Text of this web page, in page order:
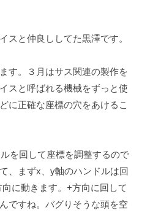
スと仲良ししてた黒澤です。
す。３月はサス関連の製作を
スと呼ばれる機械をずっと使
に正確な座標の穴をあけるこ
を回して座標を調整するので
、まずx、y軸のハンドルは回
に動きます。+方向に回して
ですね。バグりそうな頭を空